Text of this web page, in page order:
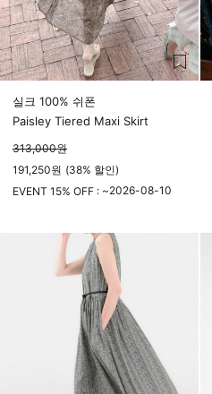
실크 100% 쉬폰
Paisley Tiered Maxi Skirt
313,000원
191,250원 (38% 할인)
EVENT 15% OFF : ~2026-08-10